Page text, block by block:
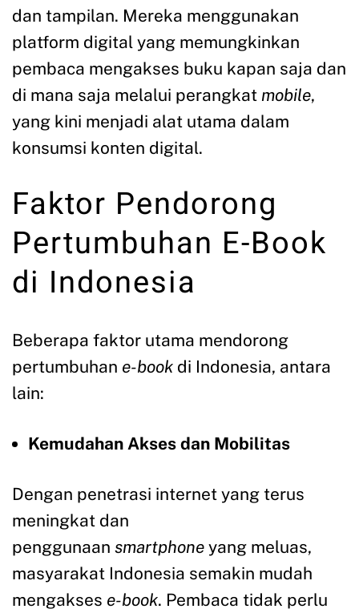
dan tampilan. Mereka menggunakan
platform digital yang memungkinkan
pembaca mengakses buku kapan saja dan
di mana saja melalui perangkat mobile,
yang kini menjadi alat utama dalam
konsumsi konten digital.
Faktor Pendorong
Pertumbuhan E-Book
di Indonesia
Beberapa faktor utama mendorong
pertumbuhan e-book di Indonesia, antara
lain:
Kemudahan Akses dan Mobilitas
Dengan penetrasi internet yang terus
meningkat dan
penggunaan smartphone yang meluas,
masyarakat Indonesia semakin mudah
mengakses e-book. Pembaca tidak perlu